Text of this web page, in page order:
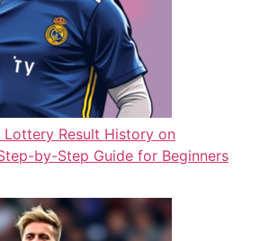
Result History on
by-Step Guide for Beginners